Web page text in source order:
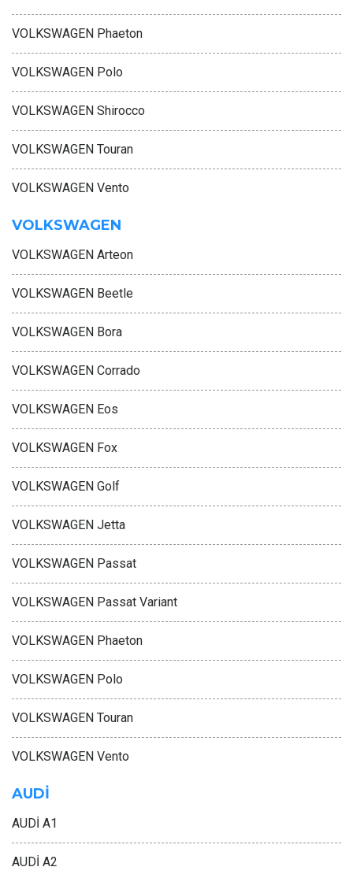
VOLKSWAGEN Phaeton
VOLKSWAGEN Polo
VOLKSWAGEN Shirocco
VOLKSWAGEN Touran
VOLKSWAGEN Vento
VOLKSWAGEN
VOLKSWAGEN Arteon
VOLKSWAGEN Beetle
VOLKSWAGEN Bora
VOLKSWAGEN Corrado
VOLKSWAGEN Eos
VOLKSWAGEN Fox
VOLKSWAGEN Golf
VOLKSWAGEN Jetta
VOLKSWAGEN Passat
VOLKSWAGEN Passat Variant
VOLKSWAGEN Phaeton
VOLKSWAGEN Polo
VOLKSWAGEN Touran
VOLKSWAGEN Vento
AUDİ
AUDİ A1
AUDİ A2